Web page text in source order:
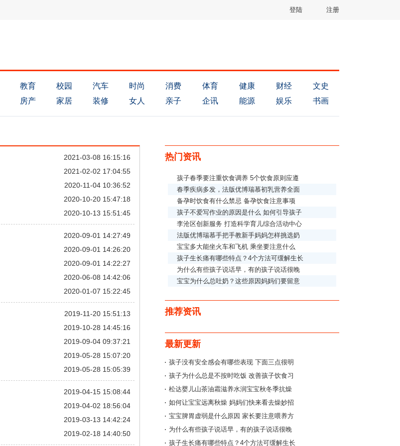
登陆 注册
教育 校园 汽车 时尚 消费 体育 健康 财经
文史
房产 家居 装修 女人 亲子 企讯 能源 娱乐 书画
2021-03-08 16:15:16
2021-02-02 17:04:55
2020-11-04 10:36:52
2020-10-20 15:47:18
2020-10-13 15:51:45
2020-09-01 14:27:49
2020-09-01 14:26:20
2020-09-01 14:22:27
2020-06-08 14:42:06
2020-01-07 15:22:45
2019-11-20 15:51:13
2019-10-28 14:45:16
2019-09-04 09:37:21
2019-05-28 15:07:20
2019-05-28 15:05:39
2019-04-15 15:08:44
2019-04-02 18:56:04
2019-03-13 14:42:24
2019-02-18 14:40:50
热门资讯
孩子春季要注重饮食调养 5个饮食原则应遵
春季疾病多发，法版优博瑞慕初乳营养全面
备孕时饮食有什么禁忌 备孕饮食注意事项
孩子不爱写作业的原因是什么 如何引导孩子
李沧区创新服务 打造科学育儿综合活动中心
法版优博瑞慕手把手教新手妈妈怎样挑选奶
宝宝多大能坐火车和飞机 乘坐要注意什么
孩子生长痛有哪些特点？4个方法可缓解生长
为什么有些孩子说话早，有的孩子说话很晚
宝宝为什么总吐奶？这些原因妈妈们要留意
推荐资讯
最新更新
孩子没有安全感会有哪些表现 下面三点很明
孩子为什么总是不按时吃饭 改善孩子饮食习
松达婴儿山茶油霜滋养水润宝宝秋冬季抗燥
如何让宝宝远离秋燥 妈妈们快来看去燥妙招
宝宝脾胃虚弱是什么原因 家长要注意喂养方
为什么有些孩子说话早，有的孩子说话很晚
孩子生长痛有哪些特点？4个方法可缓解生长